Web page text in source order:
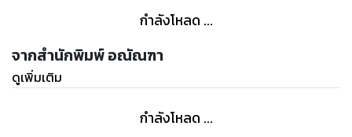
บี๋พูดเรียบๆ ก่อนจะสะบัดผมใส่เดินนวยนาดจากไป ทิ้งให้อันโทนิโอ
ยืนอึ้งเหมือนโดนฆ้อนทุบหัว หล่อนเป็นผู้หญิงคนแรกที่กล้าปฏิเสธ
เขา!!
"กล้าปฏิเสธคนอย่างอันโทนิโอ เดี๋ยวจะสยบแม่เสือร้ายนางนี้ให้มา
นอนครางใต้ร่างฉันให้ได้ คอยดูก็แล้วกัน แม่คนสวย"
กำลังโหลด ...
จากสำนักพิมพ์ อณัณฑา
ดูเพิ่มเติม
กำลังโหลด ...